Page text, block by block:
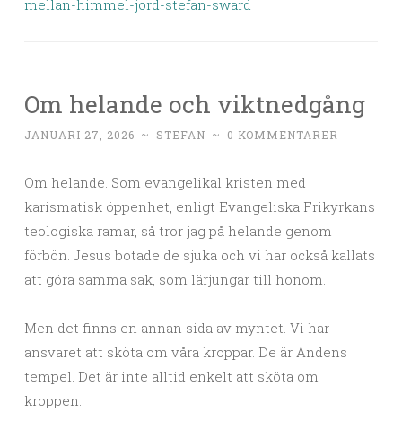
mellan-himmel-jord-stefan-sward
Om helande och viktnedgång
JANUARI 27, 2026 ~ STEFAN ~ 0 KOMMENTARER
Om helande. Som evangelikal kristen med
karismatisk öppenhet, enligt Evangeliska Frikyrkans
teologiska ramar, så tror jag på helande genom
förbön. Jesus botade de sjuka och vi har också kallats
att göra samma sak, som lärjungar till honom.
Men det finns en annan sida av myntet. Vi har
ansvaret att sköta om våra kroppar. De är Andens
tempel. Det är inte alltid enkelt att sköta om
kroppen.